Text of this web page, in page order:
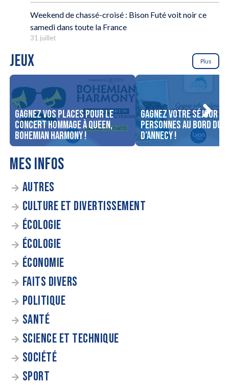
Weekend de chassé-croisé : Bison Futé voit noir ce
samedi dans toute la France
31 juillet
JEUX Plus
Gagnez vos places pour le
concert Hommage à Queen,
Bohemian Harmony !
Gagnez votre séjour
personnes au bord du
d’Annecy !
MES INFOS
AUTRES
CULTURE ET DIVERTISSEMENT
ÉCOLOGIE
ÉCOLOGIE
ÉCONOMIE
FAITS DIVERS
POLITIQUE
SANTÉ
SCIENCE ET TECHNIQUE
SOCIÉTÉ
SPORT